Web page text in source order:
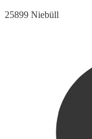
25899 Niebüll